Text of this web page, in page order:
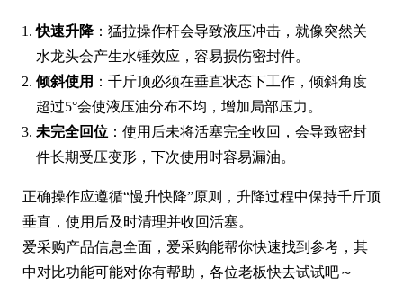
快速升降：猛拉操作杆会导致液压冲击，就像突然关
水龙头会产生水锤效应，容易损伤密封件。
倾斜使用 ：千斤顶必须在垂直状态下工作，倾斜角度
超过5°会使液压油分布不均，增加局部压力。
未完全回位 ：使用后未将活塞完全收回，会导致密封
件长期受压变形，下次使用时容易漏油。
正确操作应遵循“慢升快降”原则，升降过程中保持千斤顶
垂直，使用后及时清理并收回活塞。
爱采购产品信息全面，爱采购能帮你快速找到参考，其
中对比功能可能对你有帮助，各位老板快去试试吧～